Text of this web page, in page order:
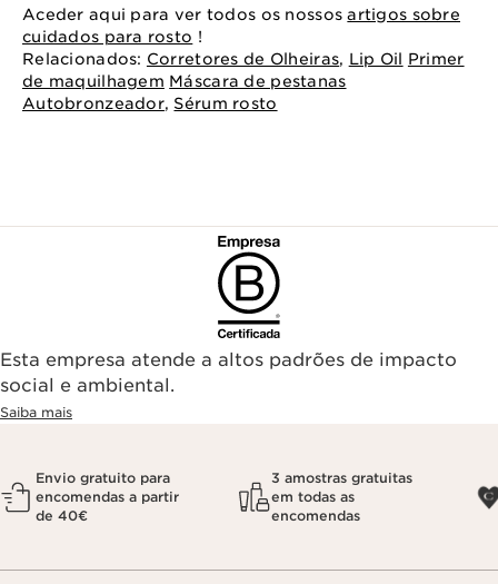
Aceder aqui para ver todos os nossosartigos sobre
cuidados para rosto !
Relacionados: Corretores de Olheiras, Lip Oil Primer
de maquilhagem Máscara de pestanas
Autobronzeador, Sérum rosto
Esta empresa atende a altos padrões de impacto
social e ambiental.
Saiba mais
Envio gratuito para
encomendas a partir
de 40€
3 amostras gratuitas
em todas as
encomendas